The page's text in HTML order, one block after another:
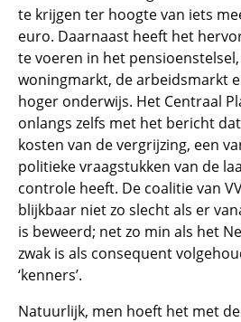
te krijgen ter hoogte van iets
euro. Daarnaast heeft het
te voeren in het
woningmarkt, de arbeidsmarkt
hoger onderwijs. Het Centraal
onlangs zelfs met het bericht
kosten van de vergrijzing, een
politieke vraagstukken van de
controle heeft. De coalitie van
blijkbaar niet zo slecht als er
is beweerd; net zo min als het
zwak is als consequent
‘kenners’.
Natuurlijk, men hoeft het met